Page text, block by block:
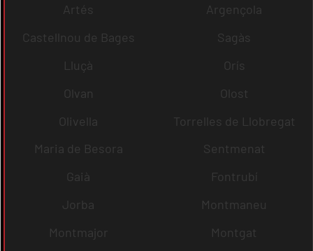
Artés
Argençola
Castellnou de Bages
Sagàs
Lluçà
Orís
Olvan
Olost
Olivella
Torrelles de Llobregat
Maria de Besora
Sentmenat
Gaià
Fontrubí
Jorba
Montmaneu
Montmajor
Montgat